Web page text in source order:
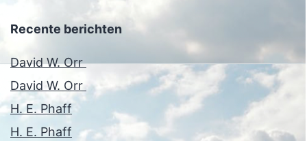
Recente berichten
David W. Orr
David W. Orr
H. E. Phaff
H. E. Phaff